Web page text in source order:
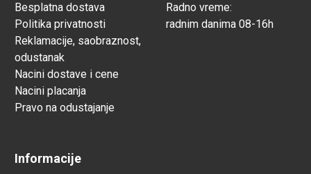
Besplatna dostava
Politika privatnosti
Reklamacije, saobraznost,
odustanak
Nacini dostave i cene
Nacini placanja
Pravo na odustajanje
Radno vreme:
radnim danima 08-16h
Informacije